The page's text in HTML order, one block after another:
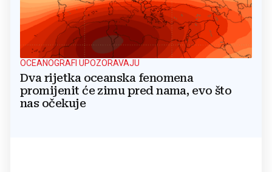
OCEANOGRAFI UPOZORAVAJU
Dva rijetka oceanska fenomena
promijenit će zimu pred nama, evo što
nas očekuje